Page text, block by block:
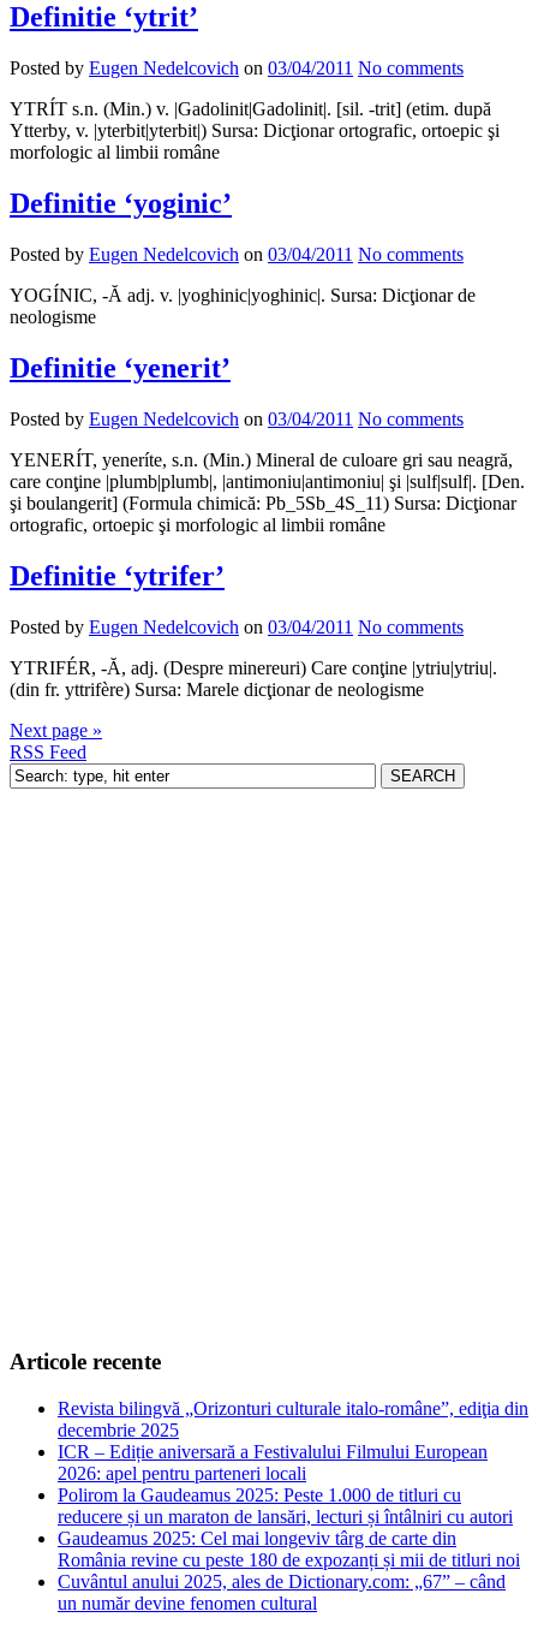
Definitie ‘ytrit’
Posted by Eugen Nedelcovich on 03/04/2011 No comments
YTRÍT s.n. (Min.) v. |Gadolinit|Gadolinit|. [sil. -trit] (etim. după
Ytterby, v. |yterbit|yterbit|) Sursa: Dicţionar ortografic, ortoepic şi
morfologic al limbii române
Definitie ‘yoginic’
Posted by Eugen Nedelcovich on 03/04/2011 No comments
YOGÍNIC, -Ă adj. v. |yoghinic|yoghinic|. Sursa: Dicţionar de
neologisme
Definitie ‘yenerit’
Posted by Eugen Nedelcovich on 03/04/2011 No comments
YENERÍT, yeneríte, s.n. (Min.) Mineral de culoare gri sau neagră,
care conţine |plumb|plumb|, |antimoniu|antimoniu| şi |sulf|sulf|. [Den.
şi boulangerit] (Formula chimică: Pb_5Sb_4S_11) Sursa: Dicţionar
ortografic, ortoepic şi morfologic al limbii române
Definitie ‘ytrifer’
Posted by Eugen Nedelcovich on 03/04/2011 No comments
YTRIFÉR, -Ă, adj. (Despre minereuri) Care conţine |ytriu|ytriu|.
(din fr. yttrifère) Sursa: Marele dicţionar de neologisme
Next page »
RSS Feed
Articole recente
Revista bilingvă „Orizonturi culturale italo-române”, ediţia din
decembrie 2025
ICR – Ediție aniversară a Festivalului Filmului European
2026: apel pentru parteneri locali
Polirom la Gaudeamus 2025: Peste 1.000 de titluri cu
reducere și un maraton de lansări, lecturi și întâlniri cu autori
Gaudeamus 2025: Cel mai longeviv târg de carte din
România revine cu peste 180 de expozanți și mii de titluri noi
Cuvântul anului 2025, ales de Dictionary.com: „67” – când
un număr devine fenomen cultural